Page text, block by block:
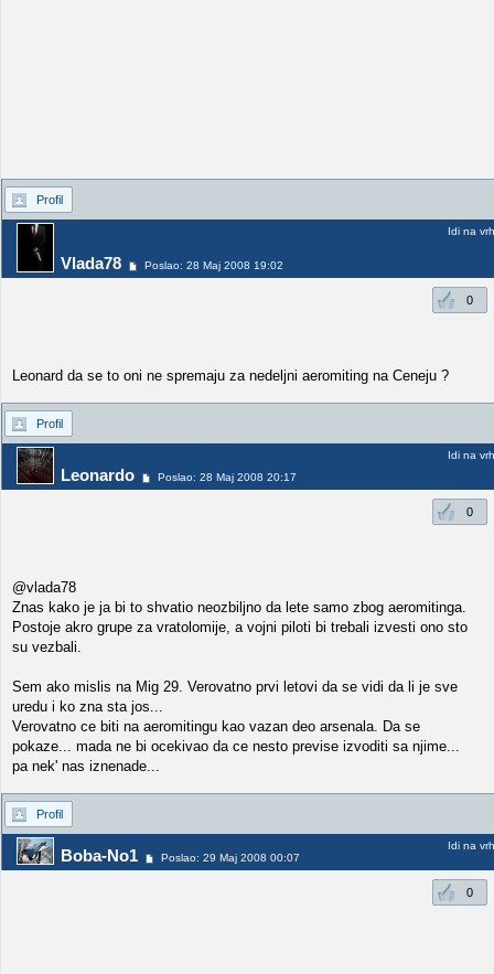
Profil
Vlada78 Poslao: 28 Maj 2008 19:02
Idi na vrh
0
Leonard da se to oni ne spremaju za nedeljni aeromiting na Ceneju ?
Profil
Leonardo Poslao: 28 Maj 2008 20:17
Idi na vrh
0
@vlada78
Znas kako je ja bi to shvatio neozbiljno da lete samo zbog aeromitinga.
Postoje akro grupe za vratolomije, a vojni piloti bi trebali izvesti ono sto
su vezbali.
Sem ako mislis na Mig 29. Verovatno prvi letovi da se vidi da li je sve
uredu i ko zna sta jos...
Verovatno ce biti na aeromitingu kao vazan deo arsenala. Da se
pokaze... mada ne bi ocekivao da ce nesto previse izvoditi sa njime...
pa nek' nas iznenade...
Profil
Boba-No1 Poslao: 29 Maj 2008 00:07
Idi na vrh
0